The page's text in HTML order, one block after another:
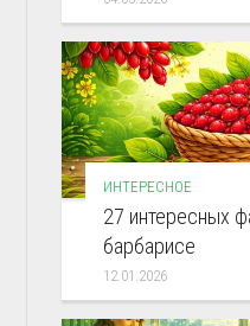
ИНТЕРЕСНОЕ
27 интересных
барбарисе
12.01.2026